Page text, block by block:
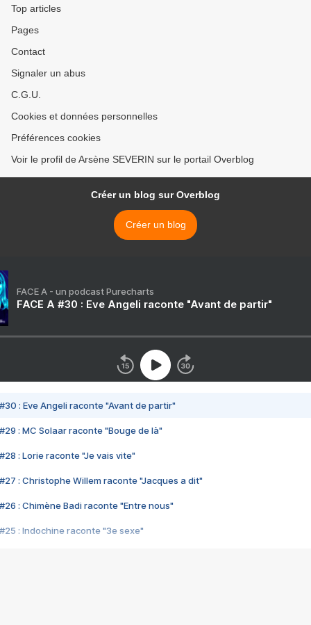
Top articles
Pages
Contact
Signaler un abus
C.G.U.
Cookies et données personnelles
Préférences cookies
Voir le profil de Arsène SEVERIN sur le portail Overblog
Créer un blog sur Overblog
Créer un blog
FACE A - un podcast Purecharts
FACE A #30 : Eve Angeli raconte "Avant de partir"
#30 : Eve Angeli raconte "Avant de partir"
#29 : MC Solaar raconte "Bouge de là"
#28 : Lorie raconte "Je vais vite"
#27 : Christophe Willem raconte "Jacques a dit"
#26 : Chimène Badi raconte "Entre nous"
#25 : Indochine raconte "3e sexe"